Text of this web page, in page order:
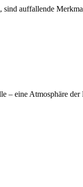
sind auffallende
– eine Atmosphäre